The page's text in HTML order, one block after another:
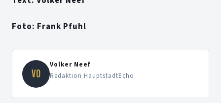
Foto: Frank Pfuhl
VO
Volker Neef
Redaktion HauptstadtEcho